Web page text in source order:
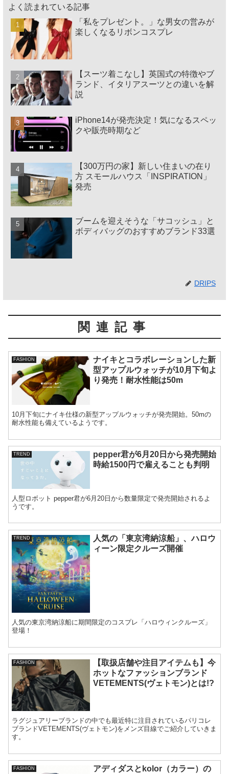
よく読まれている記事
「私をプレゼント。」な男女の営みが
楽しくなるリボンコスプレ
【スーツ着こなし】英国式の特徴やブ
ランド、イタリアスーツとの違いを解
説
iPhone14が発売決定！気になるスペッ
クや販売時期など
【300万円の家】新しい住まいの在り
方 スモールハウス「INSPIRATION」
発売
ブームを迎えそうな「サコッシュ」と
ボディバッグのおすすめブランド33選
DRIPS
関連記事
FASHION
ナイキとコラボレーションした新
型アップルウォッチが10月下旬よ
り発売！耐水性能は50m
10月下旬にナイキ仕様の新型アップルウォッチが発売開始。50mの
耐水性能も備えているようです。
TREND
pepper君が6月20日から発売開始
時給1500円で雇えることも判明
人型ロボット pepper君が6月20日から数量限定で発売開始されるよ
うです。
TREND
人気の「東京湾納涼船」、ハロウ
ィーン限定クルーズ開催
人気の東京湾納涼船に期間限定のコスプレ「ハロウィンクルーズ」
登場！
FASHION
【取扱店舗や注目アイテムも】今
ホットなファッションブランド
VETEMENTS(ヴェトモン)とは!?
ラグジュアリーブランドの中でも最近特に注目されているパリコレ
ブランドVETEMENTS(ヴェトモン)をメンズ目線でご紹介していきま
す。
FASHION
アディダスとkolor（カラー）の